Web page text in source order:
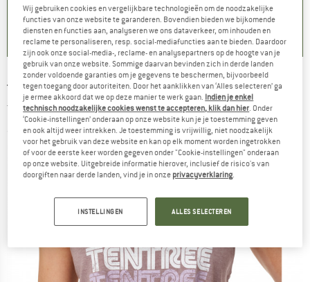
) +1
4,6(71)
+9
4,7(48)
TENTREE -Women's Retro Tentree Tank -
Tanktop
(0)
Wij gebruiken cookies en vergelijkbare technologieën om de noodzakelijke
functies van onze website te garanderen. Bovendien bieden we bijkomende
diensten en functies aan, analyseren we ons dataverkeer, om inhouden en
reclame te personaliseren, resp. social-mediafuncties aan te bieden. Daardoor
zijn ook onze social-media-, reclame- en analysepartners op de hoogte van je
gebruik van onze website. Sommige daarvan bevinden zich in derde landen
zonder voldoende garanties om je gegevens te beschermen, bijvoorbeeld
tegen toegang door autoriteiten. Door het aanklikken van ‘Alles selecteren’ ga
je ermee akkoord dat we op deze manier te werk gaan. Indien je enkel
technisch noodzakelijke cookies wenst te accepteren, klik dan hier. Onder
‘Cookie-instellingen’ onderaan op onze website kun je je toestemming geven
en ook altijd weer intrekken. Je toestemming is vrijwillig, niet noodzakelijk
voor het gebruik van deze website en kan op elk moment worden ingetrokken
of voor de eerste keer worden gegeven onder "Cookie-instellingen" onderaan
op onze website. Uitgebreide informatie hierover, inclusief de risico's van
doorgiften naar derde landen, vind je in onze privacyverklaring.
INSTELLINGEN ALLES SELECTEREN